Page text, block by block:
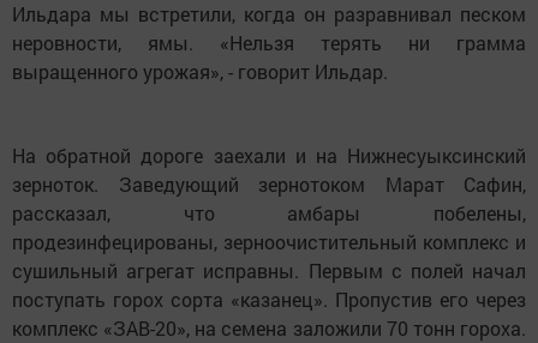
Ильдара мы встретили, когда он разравнивал песком
неровности, ямы. «Нельзя терять ни грамма
выращенного урожая», - говорит Ильдар.
На обратной дороге заехали и на Нижнесуыксинский
зерноток. Заведующий зернотоком Марат Сафин,
рассказал, что амбары побелены,
продезинфецированы, зерноочистительный комплекс и
сушильный агрегат исправны. Первым с полей начал
поступать горох сорта «казанец». Пропустив его через
комплекс «ЗАВ-20», на семена заложили 70 тонн гороха.